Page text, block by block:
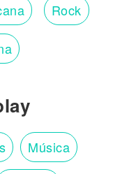
Rock
Música